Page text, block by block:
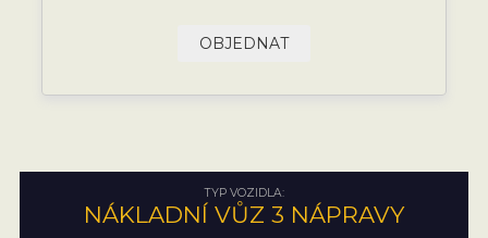
OBJEDNAT
TYP VOZIDLA:
NÁKLADNÍ VŮZ 3 NÁPRAVY